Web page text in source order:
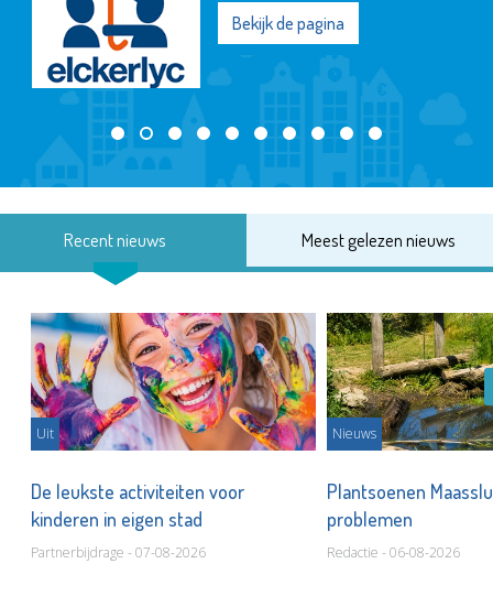
Bekijk de pagina
Recent nieuws Meest gelezen nieuws
Uit
De leukste activiteiten voor
kinderen in eigen stad
Partnerbijdrage - 07-08-2026
Nieuws
Plantsoenen
problemen
Redactie - 06-08-2026